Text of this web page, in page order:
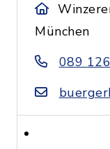
München
089